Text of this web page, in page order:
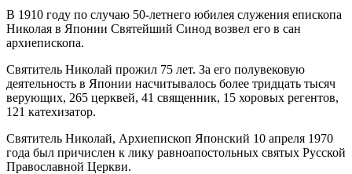
В 1910 году по случаю 50-летнего юбилея служения епископа
Николая в Японии Святейший Синод возвел его в сан
архиепископа.
Святитель Николай прожил 75 лет. За его полувековую
деятельность в Японии насчитывалось более тридцать тысяч
верующих, 265 церквей, 41 священник, 15 хоровых регентов,
121 катехизатор.
Святитель Николай, Архиепископ Японский 10 апреля 1970
года был причислен к лику равноапостольных святых Русской
Православной Церкви.